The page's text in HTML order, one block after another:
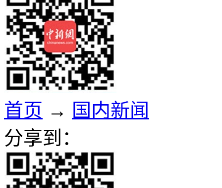
首页 → 国内新闻
分享到：